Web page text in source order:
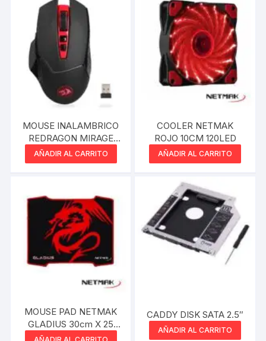
MOUSE INALAMBRICO
REDRAGON MIRAGE
M690
AÑADIR AL CARRITO
COOLER NETMAK
ROJO 10CM 120LED
AÑADIR AL CARRITO
MOUSE PAD NETMAK
GLADIUS 30cm X 25
CM
CADDY DISK SATA 2.5″
AÑADIR AL CARRITO